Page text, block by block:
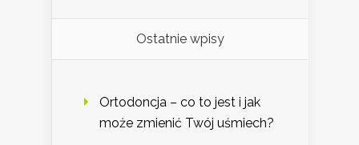
Ostatnie wpisy
Ortodoncja – co to jest i jak
może zmienić Twój uśmiech?